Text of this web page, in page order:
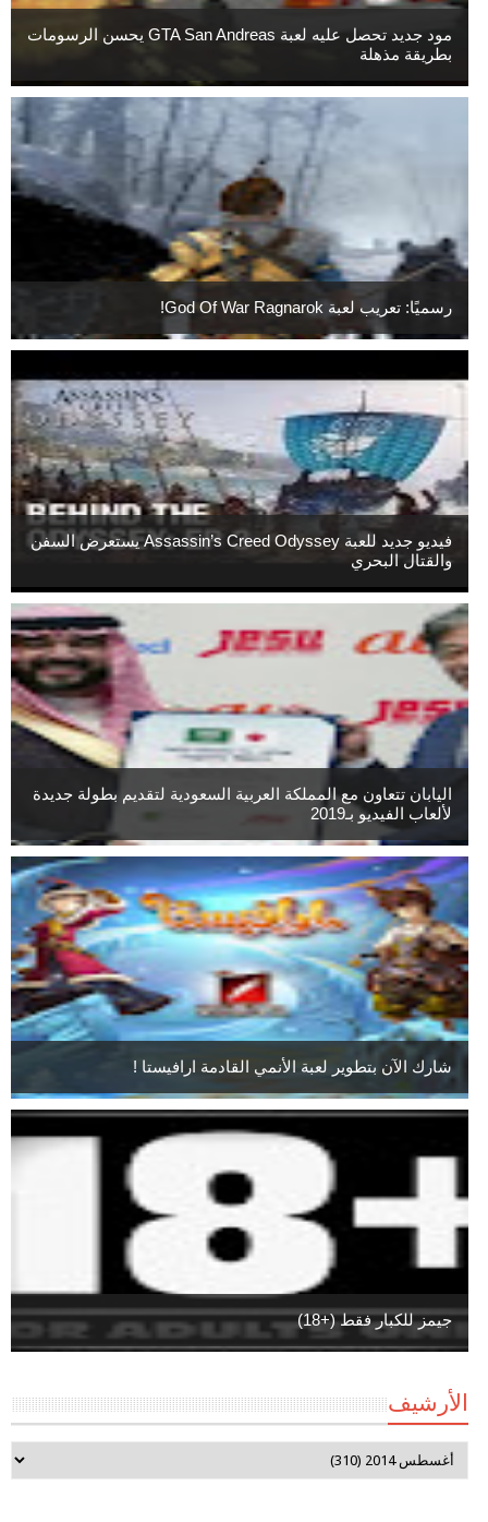
مود جديد تحصل عليه لعبة GTA San Andreas يحسن الرسومات
بطريقة مذهلة
رسميًا: تعريب لعبة God Of War Ragnarok!
فيديو جديد للعبة Assassin’s Creed Odyssey يستعرض السفن
والقتال البحري
اليابان تتعاون مع المملكة العربية السعودية لتقديم بطولة جديدة
لألعاب الفيديو بـ2019
شارك الآن بتطوير لعبة الأنمي القادمة ارافيستا !
جيمز للكبار فقط (+18)
الأرشيف